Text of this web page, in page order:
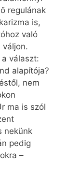
regulának
is,
való
váljon.
választ:
alapítója?
nem
ma is szól
nekünk
pedig
–